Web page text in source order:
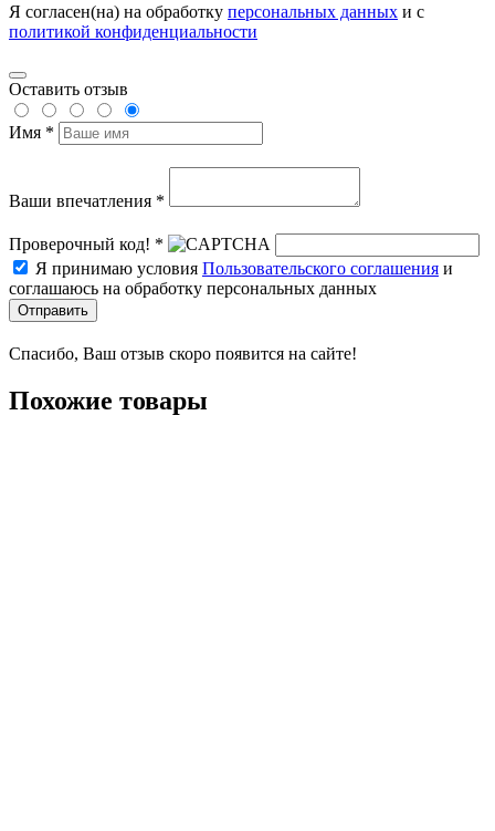
Я согласен(на) на обработку персональных данных и с
политикой конфиденциальности
Оставить отзыв
Имя *
Ваши впечатления *
Проверочный код! *
Я принимаю условия Пользовательского соглашения и
соглашаюсь на обработку персональных данных
Отправить
Спасибо, Ваш отзыв скоро появится на сайте!
Похожие товары